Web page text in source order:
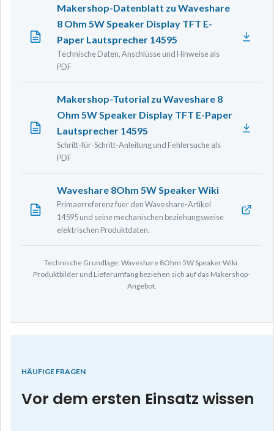
Makershop-Datenblatt zu Waveshare
8 Ohm 5W Speaker Display TFT E-
Paper Lautsprecher 14595
Technische Daten, Anschlüsse und Hinweise als
PDF
Makershop-Tutorial zu Waveshare 8
Ohm 5W Speaker Display TFT E-Paper
Lautsprecher 14595
Schritt-für-Schritt-Anleitung und Fehlersuche als
PDF
Waveshare 8Ohm 5W Speaker Wiki
Primaerreferenz fuer den Waveshare-Artikel
14595 und seine mechanischen beziehungsweise
elektrischen Produktdaten.
Technische Grundlage: Waveshare 8Ohm 5W Speaker Wiki.
Produktbilder und Lieferumfang beziehen sich auf das Makershop-
Angebot.
HÄUFIGE FRAGEN
Vor dem ersten Einsatz wissen